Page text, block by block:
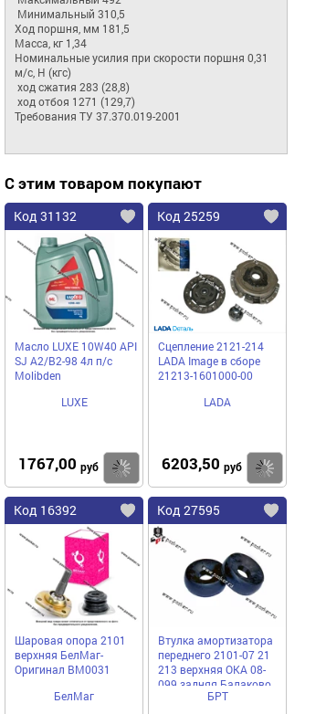
Ход поршня, мм 181,5
Масса, кг 1,34
Номинальные усилия при скорости поршня 0,31
м/с, Н (кгс)
Требования ТУ 37.370.019-2001
С этим товаром покупают
Код 31132
Масло LUXE 10W40 API
SJ A2/B2-98 4л п/с
Molibden
LUXE
1767,00 руб Купить
Код 25259
Сцепление 2121-214
LADA Image в сборе
21213-1601000-00
LADA
6203,50 руб
Код 16392
Шаровая опора 2101
верхняя БелМаг-
Оригинал BM0031
БелМаг
Код 27595
Втулка амортизатора
переднего 2101-07 21
213 верхняя ОКА 08-
099 задняя Балаково
БРТ